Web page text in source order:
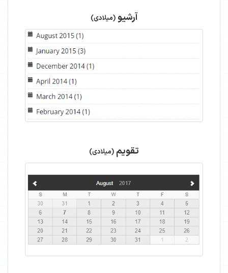
آرشیو(میلادی)
تقویم (میلادی)